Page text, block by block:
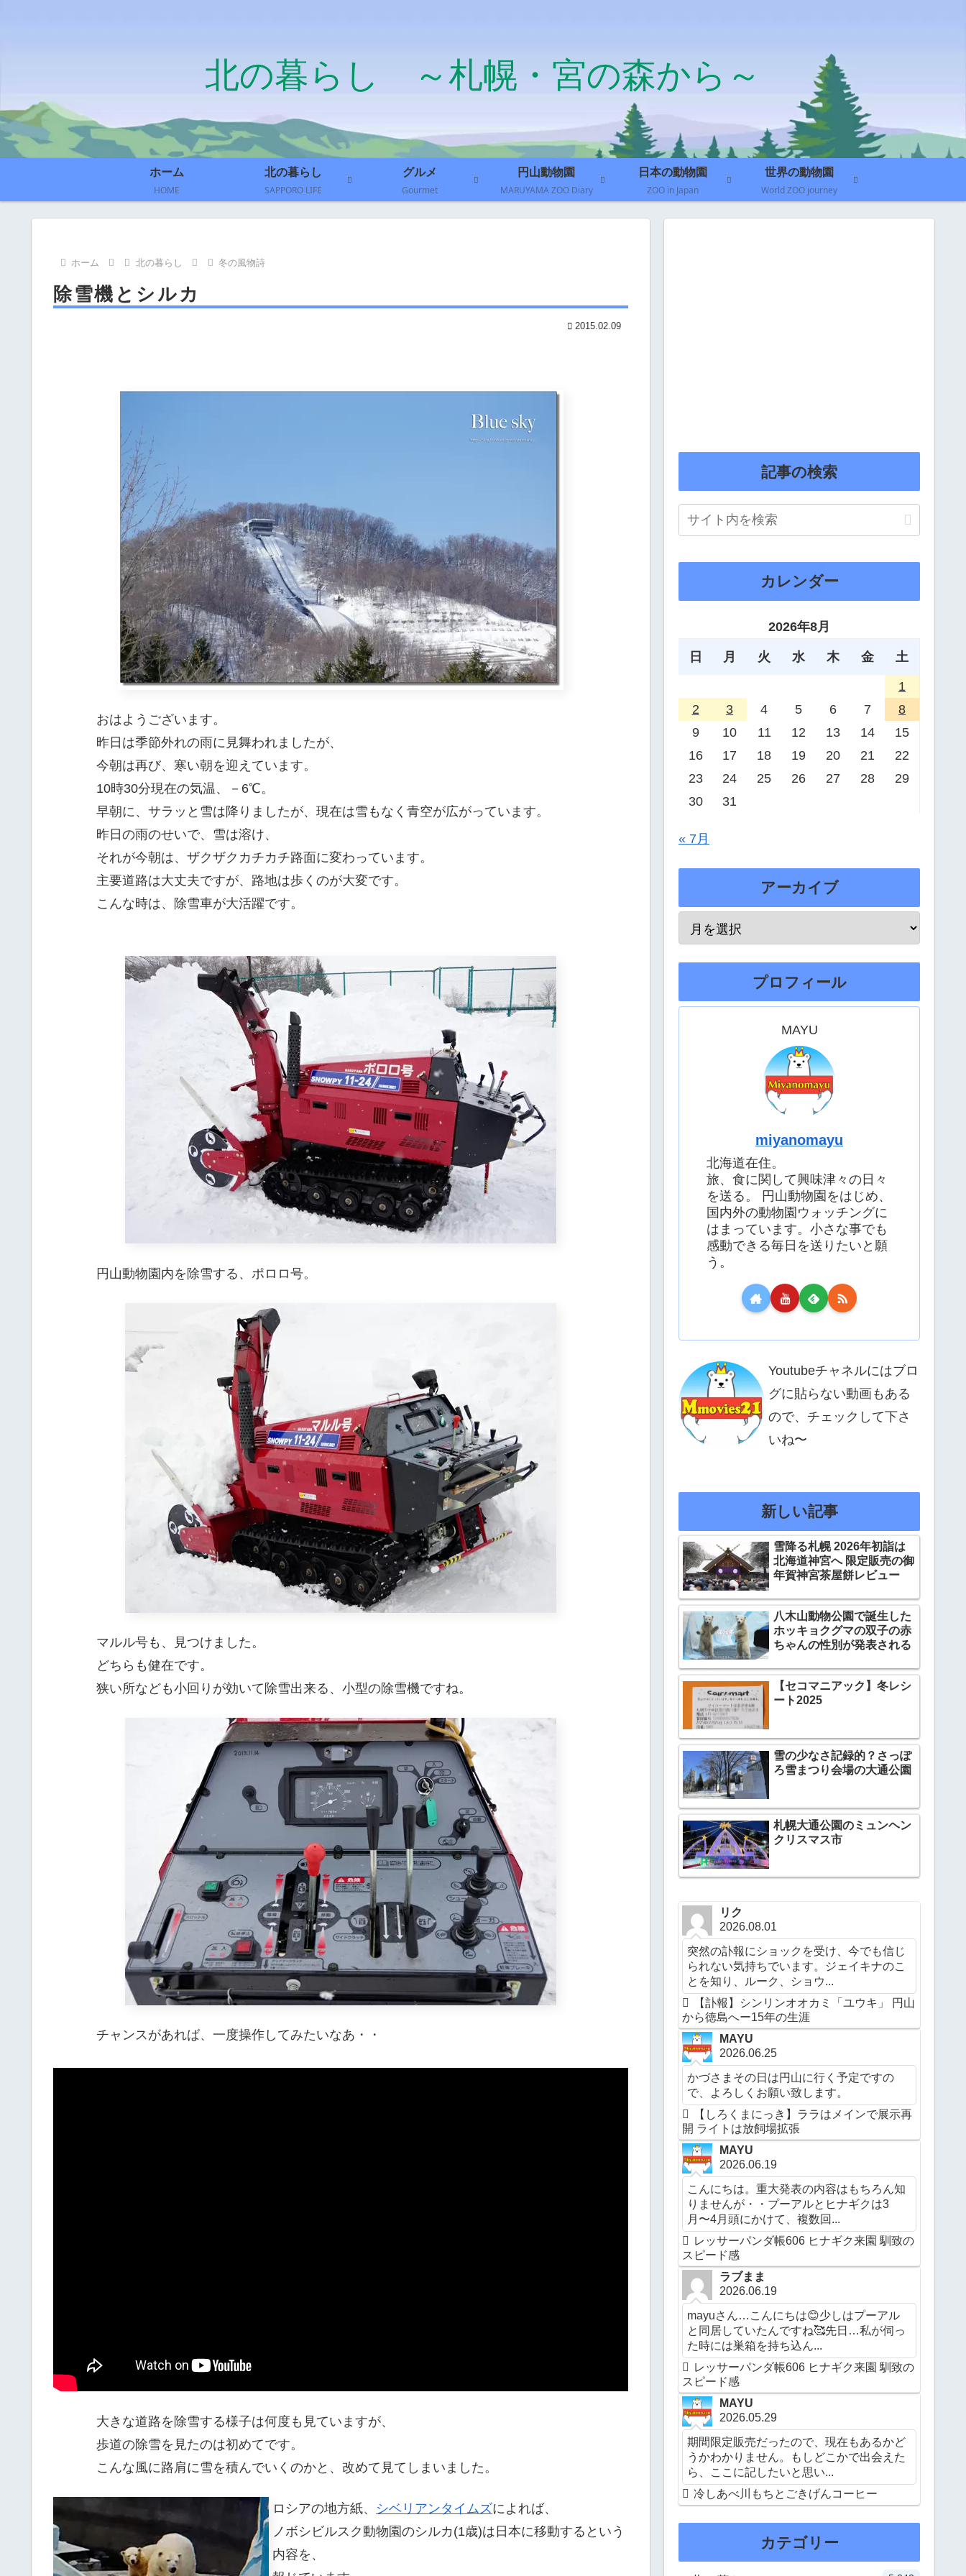
北の暮らし ～札幌・宮の森から～
ホーム
HOME
北の暮らし
SAPPORO LIFE
グルメ
Gourmet
円山動物園
MARUYAMA ZOO Diary
日本の動物園
ZOO in Japan
世界の動物園
World ZOO journey
ホーム 北の暮らし 冬の風物詩
除雪機とシルカ
2015.02.09
おはようございます。
昨日は季節外れの雨に見舞われましたが、
今朝は再び、寒い朝を迎えています。
10時30分現在の気温、－6℃。
早朝に、サラッと雪は降りましたが、現在は雪もなく青空が広がっています。
昨日の雨のせいで、雪は溶け、
それが今朝は、ザクザクカチカチ路面に変わっています。
主要道路は大丈夫ですが、路地は歩くのが大変です。
こんな時は、除雪車が大活躍です。
円山動物園内を除雪する、ポロロ号。
マルル号も、見つけました。
どちらも健在です。
狭い所なども小回りが効いて除雪出来る、小型の除雪機ですね。
チャンスがあれば、一度操作してみたいなあ・・
大きな道路を除雪する様子は何度も見ていますが、
歩道の除雪を見たのは初めてです。
こんな風に路肩に雪を積んでいくのかと、改めて見てしまいました。
ロシアの地方紙、 シベリアンタイムズによれば、
ノボシビルスク動物園のシルカ(1歳)は日本に移動するという
内容を、
記事の検索
カレンダー
2026年8月
日 月 火 水 木 金 土
1
2
3 4 5 6 7
8
9
10 11 12 13 14
15
16
17 18 19 20 21
22
23
24 25 26 27 28
29
30
31
« 7月
アーカイブ
プロフィール
MAYU
miyanomayu
北海道在住。
旅、食に関して興味津々の日々
を送る。 円山動物園をはじめ、
国内外の動物園ウォッチングに
はまっています。小さな事でも
感動できる毎日を送りたいと願
う。
Youtubeチャネルにはブロ
グに貼らない動画もある
ので、チェックして下さ
いね〜
新しい記事
雪降る札幌 2026年初詣は
北海道神宮へ 限定販売の御
年賀神宮茶屋餅レビュー
八木山動物公園で誕生した
ホッキョクグマの双子の赤
ちゃんの性別が発表される
【セコマニアック】冬レシ
ート2025
雪の少なさ記録的？さっぽ
ろ雪まつり会場の大通公園
札幌大通公園のミュンヘン
クリスマス市
リク
2026.08.01
突然の訃報にショックを受け、今でも信じ
られない気持ちでいます。ジェイキナのこ
とを知り、ルーク、ショウ...
【訃報】シンリンオオカミ「ユウキ」 円山
から徳島へー15年の生涯
MAYU
2026.06.25
かづさまその日は円山に行く予定ですの
で、よろしくお願い致します。
【しろくまにっき】ララはメインで展示再
開 ライトは放飼場拡張
MAYU
2026.06.19
こんにちは。重大発表の内容はもちろん知
りませんが・・プーアルとヒナギクは3
月〜4月頭にかけて、複数回...
レッサーパンダ帳606 ヒナギク来園 馴致の
スピード感
ラブまま
2026.06.19
mayuさん…こんにちは😊少しはプーアル
と同居していたんですね🥰先日…私が伺っ
た時には巣箱を持ち込ん...
レッサーパンダ帳606 ヒナギク来園 馴致の
スピード感
MAYU
2026.05.29
期間限定販売だったので、現在もあるかど
うかわかりません。もしどこかで出会えた
ら、ここに記したいと思い...
冷しあべ川もちとごきげんコーヒー
カテゴリー